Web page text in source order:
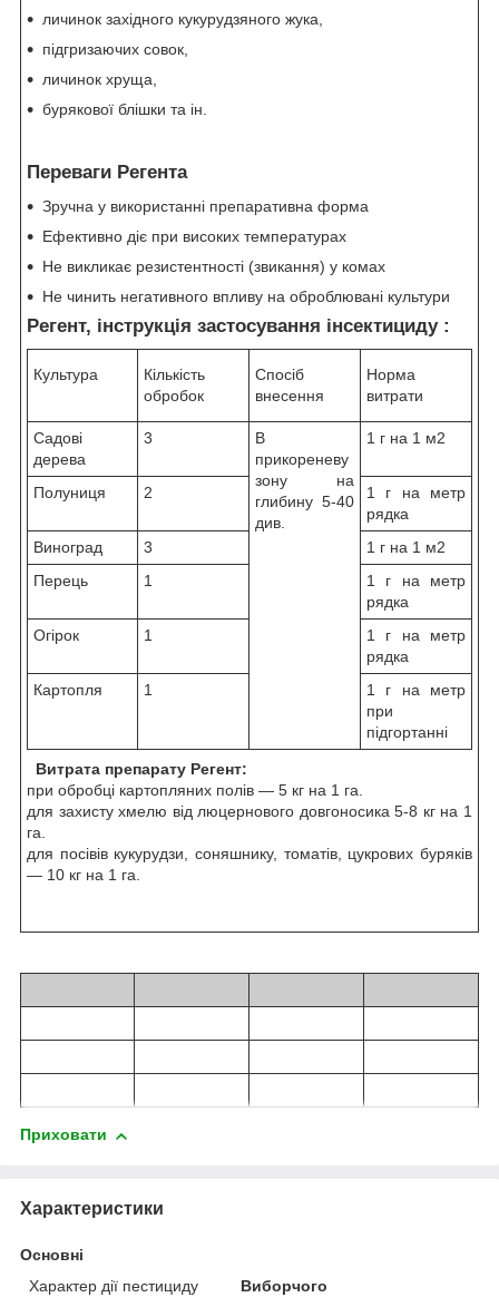
личинок західного кукурудзяного жука,
підгризаючих совок,
личинок хруща,
бурякової блішки та ін.
Переваги Регента
Зручна у використанні препаративна форма
Ефективно діє при високих температурах
Не викликає резистентності (звикання) у комах
Не чинить негативного впливу на оброблювані культури
Регент, інструкція застосування інсектициду :
Культура
Кількість
обробок
Спосіб
внесення
Норма
витрати
Садові
дерева
3
В
прикореневу
зону на
глибину 5-40
див.
1 г на 1 м2
Полуниця 2
1 г на метр
рядка
Виноград
3
1 г на 1 м2
Перець
1
1 г на метр
рядка
Огірок
1
1 г на метр
рядка
Картопля
1
1 г на метр
при
підгортанні
Витрата препарату Регент:
при обробці картопляних полів — 5 кг на 1 га.
для захисту хмелю від люцернового довгоносика 5-8 кг на 1
га.
для посівів кукурудзи, соняшнику, томатів, цукрових буряків
— 10 кг на 1 га.
Приховати
Характеристики
Основні
Характер дії пестициду
Виборчого